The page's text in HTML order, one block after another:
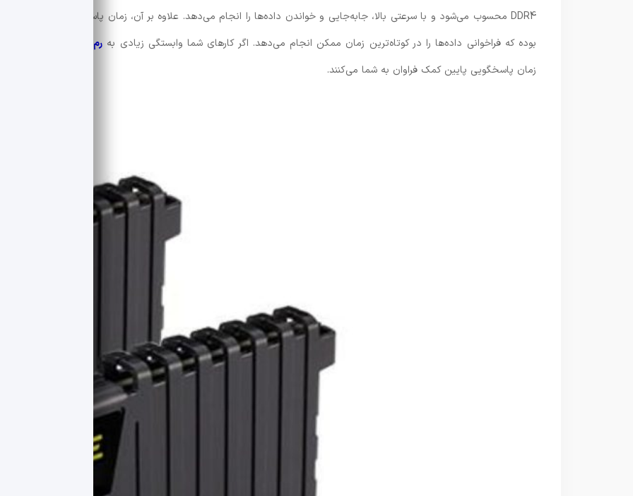
DDR4 محسوب می‌شود و با سرعتی بالا، جابه‌جایی و خواندن داده‌ها را انجام می‌دهد. علاوه بر آن، زمان پاسخگویی این حافظه
بوده که فراخوانی داده‌ها را در کوتاه‌ترین زمان ممکن انجام می‌دهد. اگر کارهای شما وابستگی زیادی به رم
زمان پاسخگویی پایین کمک فراوان به شما می‌کنند.